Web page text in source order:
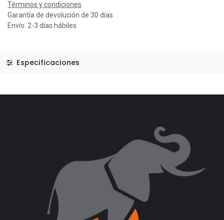
Términos y condiciones
Garantía de devolución de 30 días
Envío: 2-3 días hábiles
Especificaciones